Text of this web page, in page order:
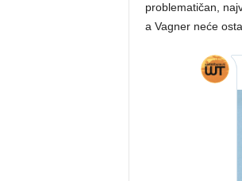
problematičan,
a Vagner neće